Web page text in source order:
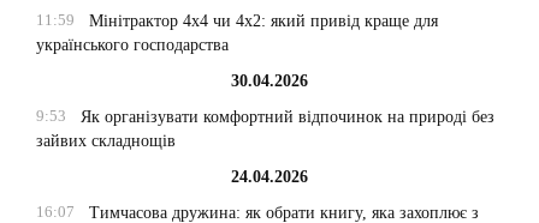
11:59
Мінітрактор 4х4 чи 4х2: який привід краще для
українського господарства
30.04.2026
9:53
Як організувати комфортний відпочинок на природі без
зайвих складнощів
24.04.2026
16:07
Тимчасова дружина: як обрати книгу, яка захоплює з